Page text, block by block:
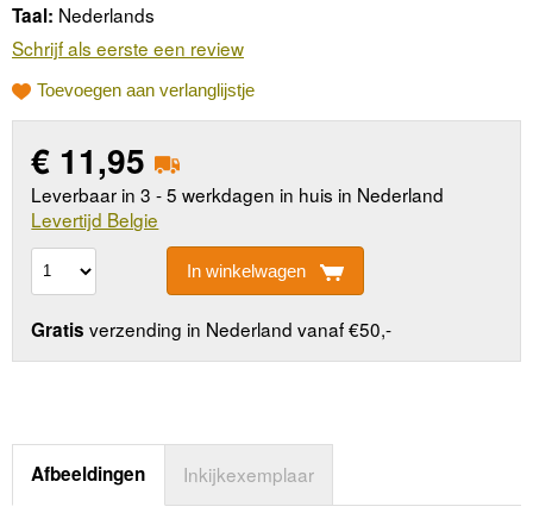
Taal: Nederlands
Schrijf als eerste een review
Toevoegen aan verlanglijstje
€ 11,95
Leverbaar in 3 - 5 werkdagen in huis in Nederland
Levertijd Belgie
In winkelwagen
Gratis verzending in Nederland vanaf €50,-
Afbeeldingen Inkijkexemplaar